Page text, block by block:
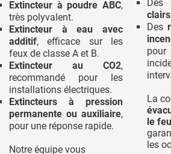
Extincteur à poudre ABC,
très polyvalent.
Extincteur à eau avec
additif, efficace sur les
feux de classe A et B.
Extincteur au CO2,
recommandé pour les
installations électriques.
Extincteurs à pression
permanente ou auxiliaire,
pour une réponse rapide.
Notre équipe vous
Des
Des
La
le feu
les